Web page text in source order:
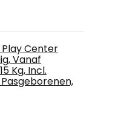
Play Center
Vanaf
Kg, Incl.